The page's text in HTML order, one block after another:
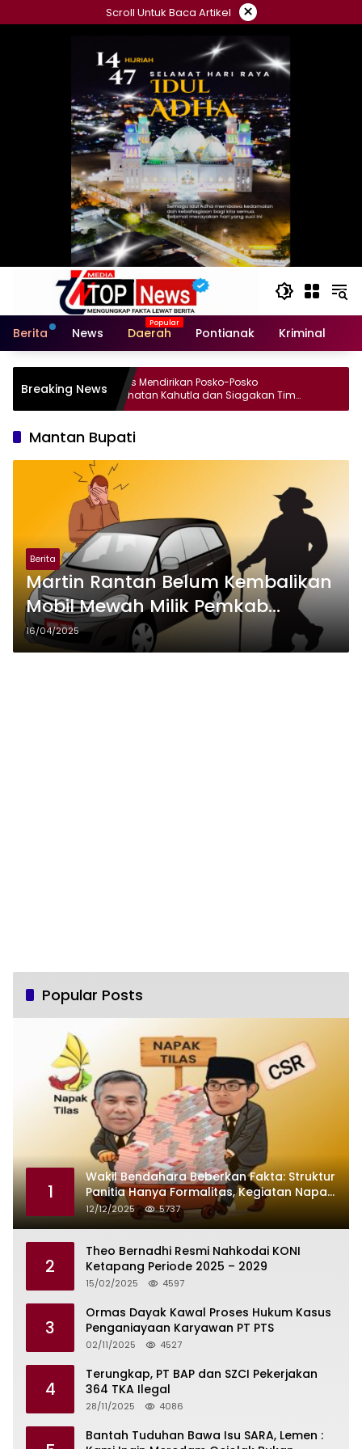
ke
Scroll Untuk Baca Artikel ×
Berita News Daerah Pontianak Kriminal
Breaking NewsDinkes Mendirikan Posko-Posko
Kesehatan Kahutla dan Siagakan Tim
Medis
Mantan Bupati
Berita
Martin Rantan Belum Kembalikan
Mobil Mewah Milik Pemkab
Ketapang
16/04/2025
Popular Posts
1
Wakil Bendahara Beberkan Fakta: Struktur
Panitia Hanya Formalitas, Kegiatan Napak
Tilas Dikendalikan Martin dan Kamboja
12/12/2025 5737
2
Theo Bernadhi Resmi Nahkodai KONI
Ketapang Periode 2025 – 2029
15/02/2025 4597
3
Ormas Dayak Kawal Proses Hukum Kasus
Penganiayaan Karyawan PT PTS
02/11/2025 4527
4
Terungkap, PT BAP dan SZCI Pekerjakan
364 TKA Ilegal
28/11/2025 4086
Bantah Tuduhan Bawa Isu SARA, Lemen :